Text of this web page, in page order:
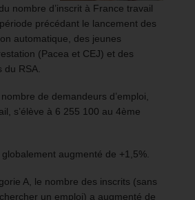
nombre d’inscrit à France travail
précédant le lancement des
automatique, des jeunes
(Pacea et CEJ) et des
du RSA.
de demandeurs d’emploi,
s’élève à 6 255 100 au 4ème
augmenté de +1,5%.
A, le nombre des inscrits (sans
un emploi) a augmenté de